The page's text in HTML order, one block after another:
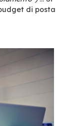
è più
questo spazio
le aziende
dedicati
e dalle
meglio, è